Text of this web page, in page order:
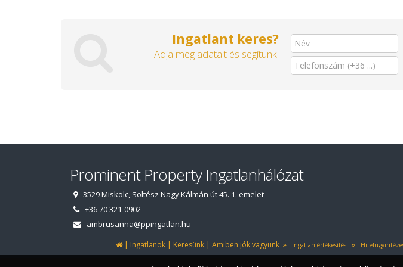
Ingatlant keres?
Adja meg adatait és segítünk!
Prominent Property Ingatlanhálózat
3529 Miskolc, Soltész Nagy Kálmán út 45. 1. emelet
+36 70 321-0902
ambrusanna@ppingatlan.hu
| Ingatlanok| Keresünk| Amiben jók vagyunk» Ingatlan értékesítés»